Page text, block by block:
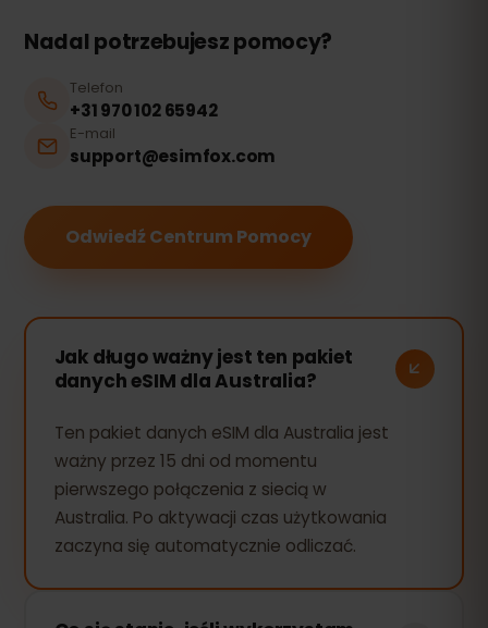
Nadal potrzebujesz pomocy?
Telefon
+31 970 102 65942
E-mail
support@esimfox.com
Odwiedź Centrum Pomocy
Jak długo ważny jest ten pakiet
danych eSIM dla Australia?
Ten pakiet danych eSIM dla Australia jest
ważny przez 15 dni od momentu
pierwszego połączenia z siecią w
Australia. Po aktywacji czas użytkowania
zaczyna się automatycznie odliczać.